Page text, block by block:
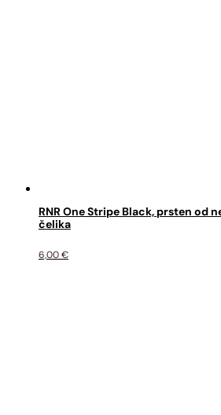
RNR One Stripe Black, prsten od
čelika
6,00€